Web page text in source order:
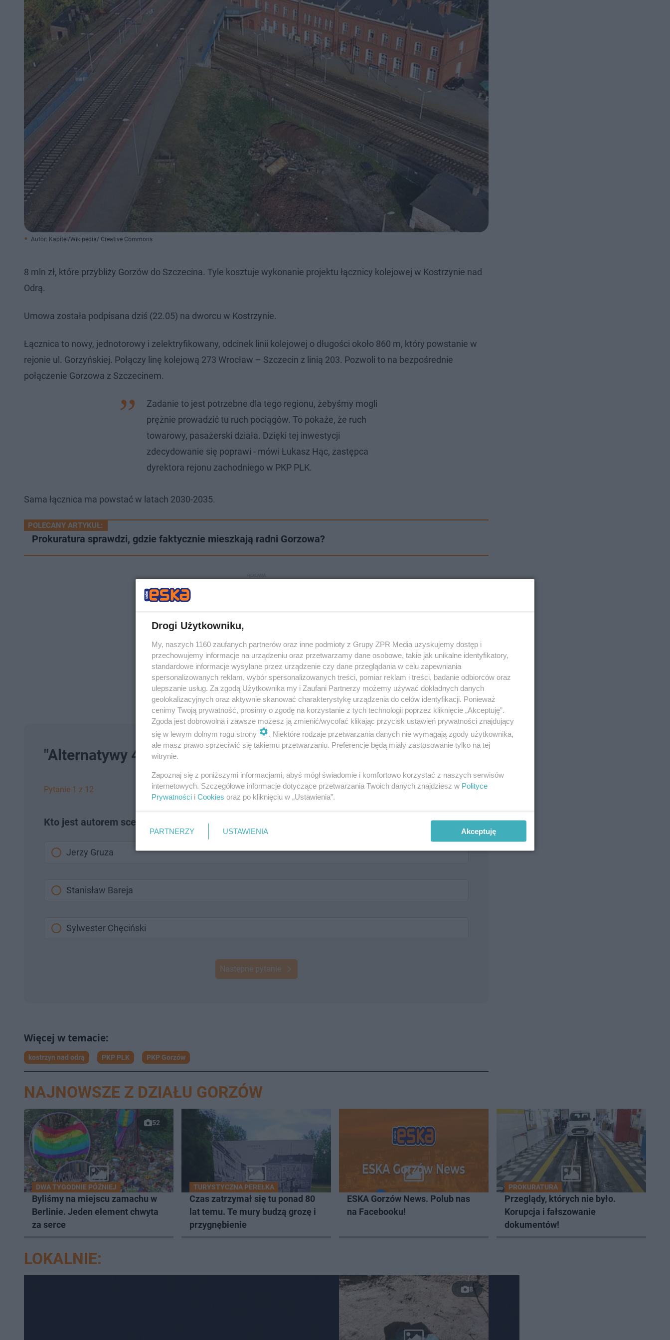
Autor: Kapitel/Wikipedia/ Creative Commons
8 mln zł, które przybliży Gorzów do Szczecina. Tyle kosztuje wykonanie projektu łącznicy kolejowej w Kostrzynie nad
Odrą.​
Umowa została podpisana dziś (22.05) na dworcu w Kostrzynie.
Łącznica to nowy, jednotorowy i zelektryfikowany, odcinek linii kolejowej o długości około 860 m, który powstanie w
rejonie ul. Gorzyńskiej. Połączy linę kolejową 273 Wrocław – Szczecin z linią 203. Pozwoli to na bezpośrednie
połączenie Gorzowa z Szczecinem.
Zadanie to jest potrzebne dla tego regionu, żebyśmy mogli
prężnie prowadzić tu ruch pociągów. To pokaże, że ruch
towarowy, pasażerski działa. Dzięki tej inwestycji
zdecydowanie się poprawi - mówi Łukasz Hąc, zastępca
dyrektora rejonu zachodniego w PKP PLK.
Sama łącznica ma powstać w latach 2030-2035.
POLECANY ARTYKUŁ:
Prokuratura sprawdzi, gdzie faktycznie mieszkają radni Gorzowa?
"Alternatywy 4" - kultowy serial Stanisława Barei
Pytanie 1 z 12
Kto jest autorem scenariusza i reżyserem serialu "Alternatywy 4"?
Jerzy Gruza
Stanisław Bareja
Sylwester Chęciński
Następne pytanie
kostrzyn nad odrą PKP PLK PKP Gorzów
NAJNOWSZE Z DZIAŁU GORZÓW
52
DWA TYGODNIE PÓŹNIEJ
Byliśmy na miejscu zamachu w
Berlinie. Jeden element chwyta
za serce
TURYSTYCZNA PEREŁKA
Czas zatrzymał się tu ponad 80
lat temu. Te mury budzą grozę i
przygnębienie
ESKA Gorzów News. Polub nas
na Facebooku!
PROKURATURA
Przeglądy, których nie było.
Korupcja i fałszowanie
dokumentów!
LOKALNIE:
8
Drogi Użytkowniku,
My, naszych 1160 zaufanych partnerów oraz inne podmioty z Grupy ZPR Media uzyskujemy dostęp i
przechowujemy informacje na urządzeniu oraz przetwarzamy dane osobowe, takie jak unikalne identyfikatory,
standardowe informacje wysyłane przez urządzenie czy dane przeglądania w celu zapewniania
spersonalizowanych reklam, wybór spersonalizowanych treści, pomiar reklam i treści, badanie odbiorców oraz
ulepszanie usług. Za zgodą Użytkownika my i Zaufani Partnerzy możemy używać dokładnych danych
geolokalizacyjnych oraz aktywnie skanować charakterystykę urządzenia do celów identyfikacji. Ponieważ
cenimy Twoją prywatność, prosimy o zgodę na korzystanie z tych technologii poprzez kliknięcie „Akceptuję”.
Zgoda jest dobrowolna i zawsze możesz ją zmienić/wycofać klikając przycisk ustawień prywatności znajdujący
się w lewym dolnym rogu strony
. Niektóre rodzaje przetwarzania danych nie wymagają zgody użytkownika,
ale masz prawo sprzeciwić się takiemu przetwarzaniu. Preferencje będą miały zastosowanie tylko na tej
witrynie.
Zapoznaj się z poniższymi informacjami, abyś mógł świadomie i komfortowo korzystać z naszych serwisów
internetowych. Szczegółowe informacje dotyczące przetwarzania Twoich danych znajdziesz w Polityce
Prywatności i Cookies oraz po kliknięciu w „Ustawienia”.
PARTNERZY USTAWIENIA Akceptuję